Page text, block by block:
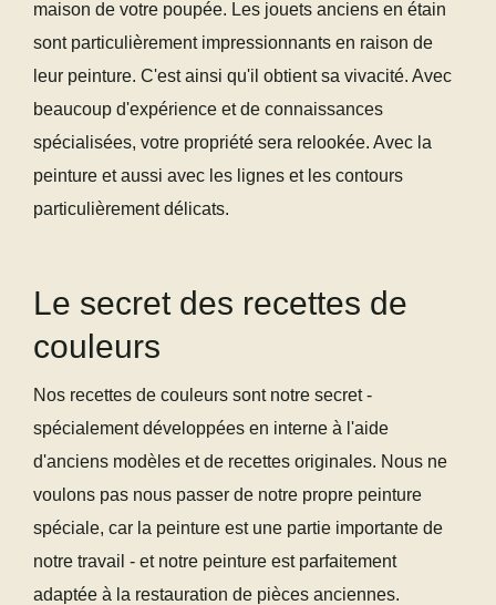
maison de votre poupée. Les jouets anciens en étain
sont particulièrement impressionnants en raison de
leur peinture. C'est ainsi qu'il obtient sa vivacité. Avec
beaucoup d'expérience et de connaissances
spécialisées, votre propriété sera relookée. Avec la
peinture et aussi avec les lignes et les contours
particulièrement délicats.
Le secret des recettes de
couleurs
Nos recettes de couleurs sont notre secret -
spécialement développées en interne à l'aide
d'anciens modèles et de recettes originales. Nous ne
voulons pas nous passer de notre propre peinture
spéciale, car la peinture est une partie importante de
notre travail - et notre peinture est parfaitement
adaptée à la restauration de pièces anciennes.